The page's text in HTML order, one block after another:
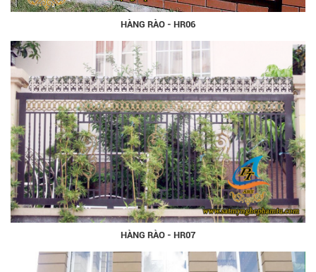
HÀNG RÀO - HR06
HÀNG RÀO - HR07